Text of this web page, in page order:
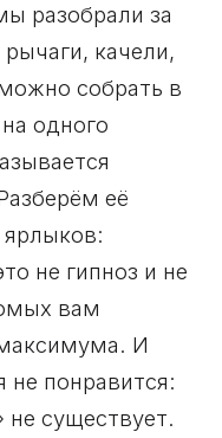
разобрали за
качели,
собрать в
одного
её
ярлыков:
не гипноз и не
вам
И
не понравится:
существует.